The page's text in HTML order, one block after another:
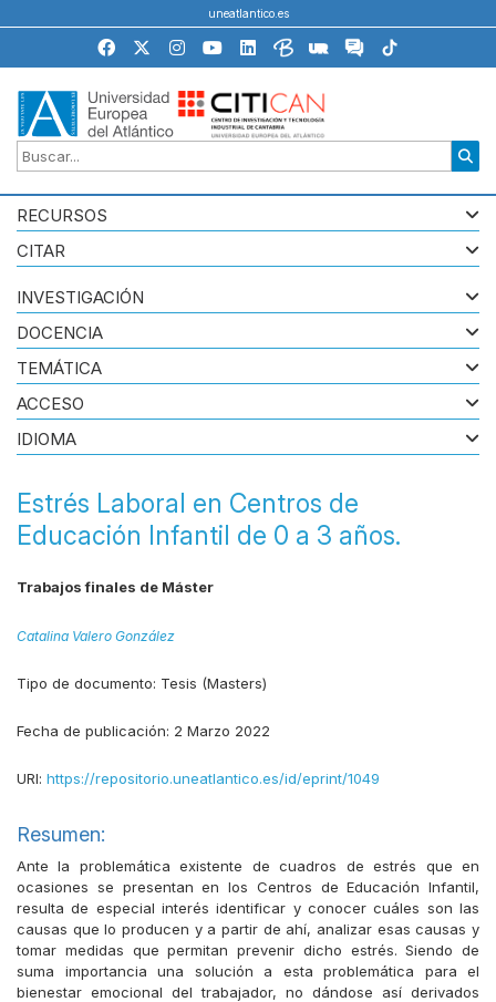
uneatlantico.es
RECURSOS
CITAR
Estrés Laboral en Centros de
Educación Infantil de 0 a 3 años.
Trabajos finales de Máster
Catalina Valero González
Tipo de documento: Tesis (Masters)
Fecha de publicación: 2 Marzo 2022
URI: https://repositorio.uneatlantico.es/id/eprint/1049
Resumen:
Ante la problemática existente de cuadros de estrés que en
ocasiones se presentan en los Centros de Educación Infantil,
resulta de especial interés identificar y conocer cuáles son las
causas que lo producen y a partir de ahí, analizar esas causas y
tomar medidas que permitan prevenir dicho estrés. Siendo de
suma importancia una solución a esta problemática para el
bienestar emocional del trabajador, no dándose así derivados
INVESTIGACIÓN
DOCENCIA
TEMÁTICA
ACCESO
IDIOMA